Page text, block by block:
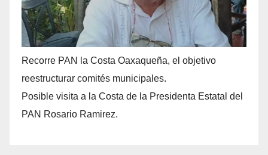
Recorre PAN la Costa Oaxaqueña, el objetivo
reestructurar comités municipales.
Posible visita a la Costa de la Presidenta Estatal del
PAN Rosario Ramirez.